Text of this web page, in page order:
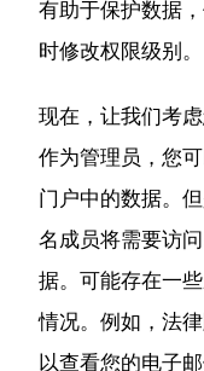
有助于保护数据
时修改权限级别。
现在，让我们考
作为管理员，您
门户中的数据。
名成员将需要访
据。可能存在一
情况。例如，法
以查看您的电子